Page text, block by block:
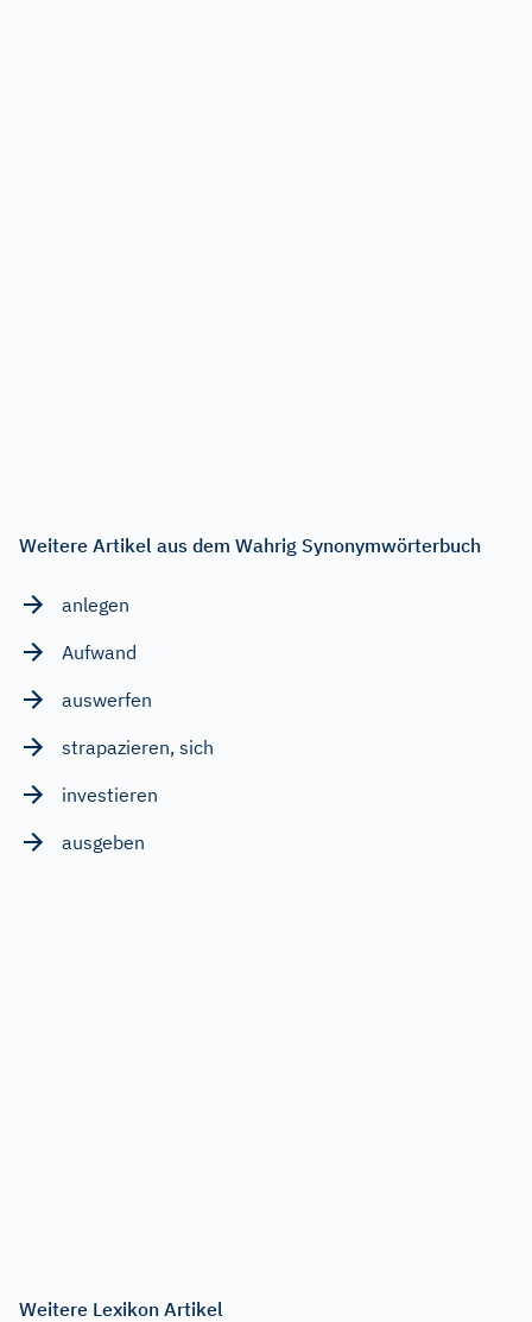
Weitere Artikel aus dem Wahrig Synonymwörterbuch
anlegen
Aufwand
auswerfen
strapazieren, sich
investieren
ausgeben
Weitere Lexikon Artikel